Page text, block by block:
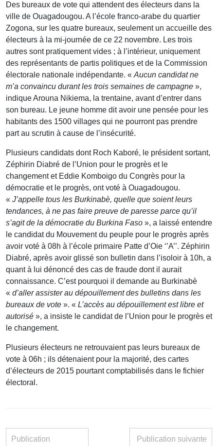
Des bureaux de vote qui attendent des électeurs dans la
ville de Ouagadougou. A l’école franco-arabe du quartier
Zogona, sur les quatre bureaux, seulement un accueille des
électeurs à la mi-journée de ce 22 novembre. Les trois
autres sont pratiquement vides ; à l’intérieur, uniquement
des représentants de partis politiques et de la Commission
électorale nationale indépendante. « Aucun candidat ne
m’a convaincu durant les trois semaines de campagne »,
indique Arouna Nikiema, la trentaine, avant d’entrer dans
son bureau. Le jeune homme dit avoir une pensée pour les
habitants des 1500 villages qui ne pourront pas prendre
part au scrutin à cause de l’insécurité.
Plusieurs candidats dont Roch Kaboré, le président sortant,
Zéphirin Diabré de l’Union pour le progrès et le
changement et Eddie Komboigo du Congrès pour la
démocratie et le progrès, ont voté à Ouagadougou.
« J’appelle tous les Burkinabè, quelle que soient leurs
tendances, à ne pas faire preuve de paresse parce qu’il
s’agit de la démocratie du Burkina Faso », a laissé entendre
le candidat du Mouvement du peuple pour le progrès après
avoir voté à 08h à l’école primaire Patte d’Oie ‘’A’’. Zéphirin
Diabré, après avoir glissé son bulletin dans l’isoloir à 10h, a
quant à lui dénoncé des cas de fraude dont il aurait
connaissance. C’est pourquoi il demande au Burkinabè
« d’aller assister au dépouillement des bulletins dans les
bureaux de vote ». « L’accès au dépouillement est libre et
autorisé », a insiste le candidat de l’Union pour le progrès et
le changement.
Plusieurs électeurs ne retrouvaient pas leurs bureaux de
vote à 06h ; ils détenaient pour la majorité, des cartes
d’électeurs de 2015 pourtant comptabilisés dans le fichier
électoral.
Publication
Publication suivante